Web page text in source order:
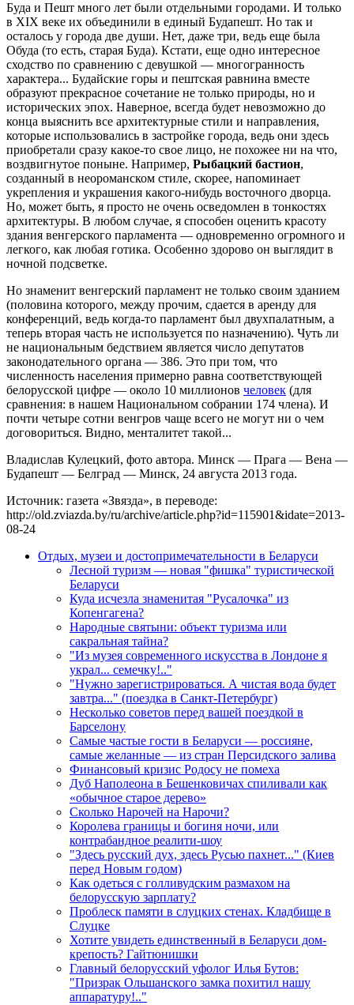
Буда и Пешт много лет были отдельными городами. И только
в XIX веке их объединили в единый Будапешт. Но так и
осталось у города две души. Нет, даже три, ведь еще была
Обуда (то есть, старая Буда). Кстати, еще одно интересное
сходство по сравнению с девушкой — многогранность
характера... Будайские горы и пештская равнина вместе
образуют прекрасное сочетание не только природы, но и
исторических эпох. Наверное, всегда будет невозможно до
конца выяснить все архитектурные стили и направления,
которые использовались в застройке города, ведь они здесь
приобретали сразу какое-то свое лицо, не похожее ни на что,
воздвигнутое поныне. Например, Рыбацкий бастион,
созданный в неороманском стиле, скорее, напоминает
укрепления и украшения какого-нибудь восточного дворца.
Но, может быть, я просто не очень осведомлен в тонкостях
архитектуры. В любом случае, я способен оценить красоту
здания венгерского парламента — одновременно огромного и
легкого, как любая готика. Особенно здорово он выглядит в
ночной подсветке.
Но знаменит венгерский парламент не только своим зданием
(половина которого, между прочим, сдается в аренду для
конференций, ведь когда-то парламент был двухпалатным, а
теперь вторая часть не используется по назначению). Чуть ли
не национальным бедствием является число депутатов
законодательного органа — 386. Это при том, что
численность населения примерно равна соответствующей
белорусской цифре — около 10 миллионов человек (для
сравнения: в нашем Национальном собрании 174 члена). И
почти четыре сотни венгров чаще всего не могут ни о чем
договориться. Видно, менталитет такой...
Владислав Кулецкий, фото автора. Минск — Прага — Вена —
Будапешт — Белград — Минск, 24 августа 2013 года.
Источник: газета «Звязда», в переводе:
http://old.zviazda.by/ru/archive/article.php?id=115901&idate=2013-
08-24
Отдых, музеи и достопримечательности в Беларуси
Лесной туризм — новая "фишка" туристической
Беларуси
Куда исчезла знаменитая "Русалочка" из
Копенгагена?
Народные святыни: объект туризма или
сакральная тайна?
"Из музея современного искусства в Лондоне я
украл... семечку!.."
"Нужно зарегистрироваться. А чистая вода будет
завтра..." (поездка в Санкт-Петербург)
Несколько советов перед вашей поездкой в
Барселону
Самые частые гости в Беларуси — россияне,
самые желанные — из стран Персидского залива
Финансовый кризис Родосу не помеха
Дуб Наполеона в Бешенковичах спиливали как
«обычное старое дерево»
Сколько Нарочей на Нарочи?
Королева границы и богиня ночи, или
контрабандное реалити-шоу
"Здесь русский дух, здесь Русью пахнет..." (Киев
перед Новым годом)
Как одеться с голливудским размахом на
белорусскую зарплату?
Проблеск памяти в слуцких стенах. Кладбище в
Слуцке
Хотите увидеть единственный в Беларуси дом-
крепость? Гайтюнишки
Главный белорусский уфолог Илья Бутов:
"Призрак Ольшанского замка похитил нашу
аппаратуру!.."